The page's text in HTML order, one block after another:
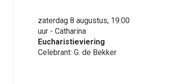
zaterdag 8 augustus, 19:00
uur - Catharina
Eucharistieviering
Celebrant: G. de Bekker